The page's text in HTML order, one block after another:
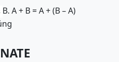
B. A + B = A + (B – A)